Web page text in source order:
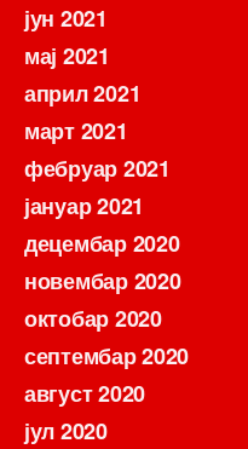
јун 2021
мај 2021
април 2021
март 2021
фебруар 2021
јануар 2021
децембар 2020
новембар 2020
октобар 2020
септембар 2020
август 2020
јул 2020